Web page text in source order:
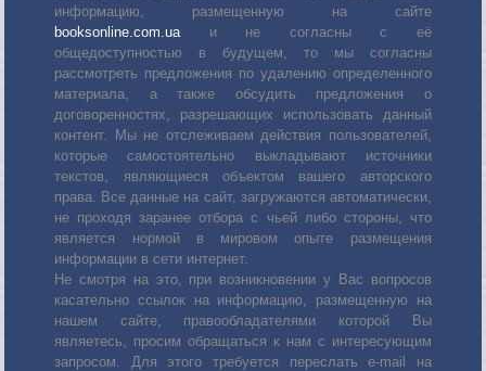
информацию, размещенную на сайте
booksonline.com.ua и не согласны с её
общедоступностью в будущем, то мы согласны
рассмотреть предложения по удалению определенного
материала, а также обсудить предложения о
договоренностях, разрешающих использовать данный
контент. Мы не отслеживаем действия пользователей,
которые самостоятельно выкладывают источники
текстов, являющиеся объектом вашего авторского
права. Все данные на сайт, загружаются автоматически,
не проходя заранее отбора с чьей либо стороны, что
является нормой в мировом опыте размещения
информации в сети интернет.
Не смотря на это, при возникновении у Вас вопросов
касательно ссылок на информацию, размещенную на
нашем сайте, правообладателями которой Вы
являетесь, просим обращаться к нам с интересующим
запросом. Для этого требуется переслать е-mail на